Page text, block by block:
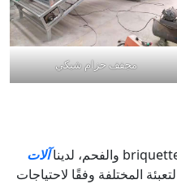
مجفف حزام شبكي
آلات
المختلفة وفقًا لاحتياجات